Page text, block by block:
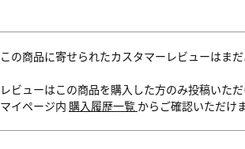
この商品に寄せられたカスタマーレビューはまだ
レビューはこの商品を購入した方のみ投稿いた
マイページ内 購入履歴一覧 からご確認いただけま